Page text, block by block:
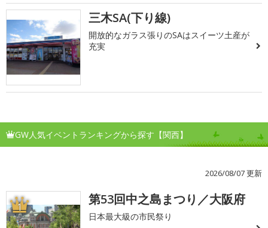
三木SA(下り線)
開放的なガラス張りのSAはスイーツ土産が
充実
GW人気イベントランキングから探す【関西】
2026/08/07 更新
1 第53回中之島まつり／大阪府
日本最大級の市民祭り